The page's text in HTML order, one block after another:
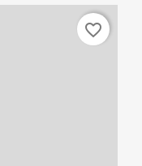
favorite_border